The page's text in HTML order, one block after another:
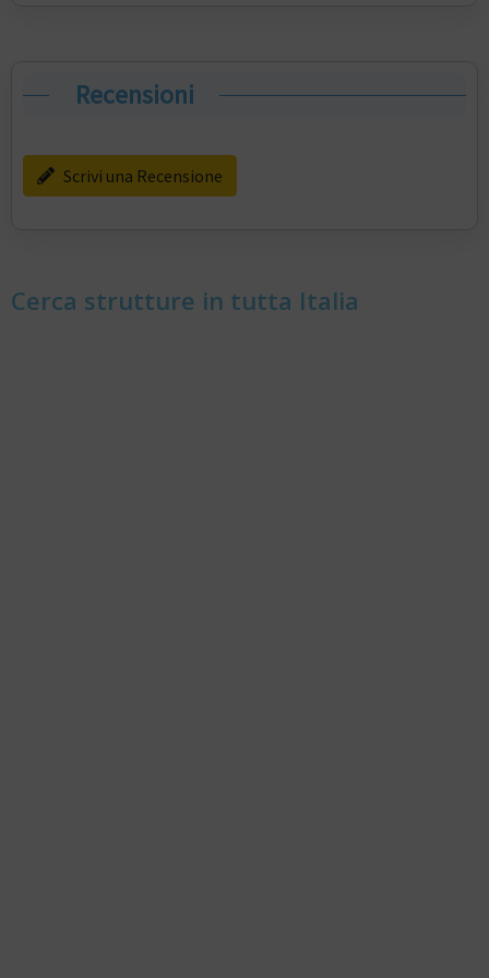
Recensioni
Scrivi una Recensione
Cerca strutture in tutta Italia